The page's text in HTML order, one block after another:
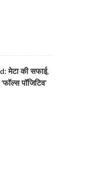
मेटा की सफाई,
पॉजिटिव'